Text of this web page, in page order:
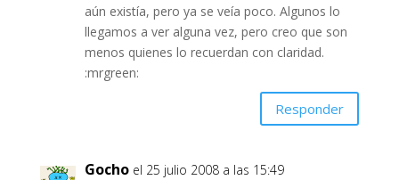
aún existía, pero ya se veía poco. Algunos lo
llegamos a ver alguna vez, pero creo que son
menos quienes lo recuerdan con claridad.
:mrgreen:
Responder
Gocho el 25 julio 2008 a las 15:49